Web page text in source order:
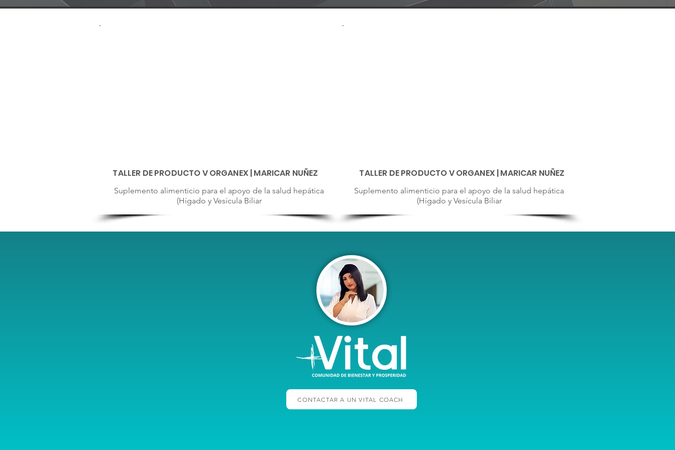
TALLER DE PRODUCTO V ORGANEX | MARICAR NUÑEZ
Suplemento alimenticio para el apoyo de la salud hepática
(Hígado y Vesícula Biliar
TALLER DE PRODUCTO V ORGANEX | MARICAR NUÑEZ
Suplemento alimenticio para el apoyo de la salud hepática
(Hígado y Vesícula Biliar
CONTACTAR A UN VITAL COACH